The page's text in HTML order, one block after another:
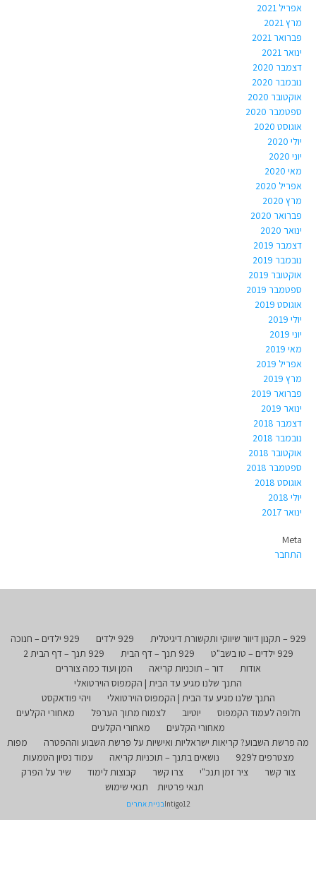
אפריל 2021
מרץ 2021
פברואר 2021
ינואר 2021
דצמבר 2020
נובמבר 2020
אוקטובר 2020
ספטמבר 2020
אוגוסט 2020
יולי 2020
יוני 2020
מאי 2020
אפריל 2020
מרץ 2020
פברואר 2020
ינואר 2020
דצמבר 2019
נובמבר 2019
אוקטובר 2019
ספטמבר 2019
אוגוסט 2019
יולי 2019
יוני 2019
מאי 2019
אפריל 2019
מרץ 2019
פברואר 2019
ינואר 2019
דצמבר 2018
נובמבר 2018
אוקטובר 2018
ספטמבר 2018
אוגוסט 2018
יולי 2018
ינואר 2017
Meta
התחבר
929 – תקנון דיוור שיווקי ותקשורת דיגיטלית 929 ילדים
929 ילדים – חנוכה
929 ילדים – טו בשב"ט
929 תנך – דף הבית
929 תנך – דף הבית 2
אודות
דור – תוכניות קריאה
המן ועוד כמה צוררים
התנך שלנו מגיע עד הבית | הקמפוס הוירטואלי
התנך שלנו מגיע עד הבית | הקמפוס הוירטואלי
ויהי פודאקסט
חלופה לעמוד הקמפוס
יוטיוב לצמוח מתוך הערפל
מאחורי הקלעים
מאחורי הקלעים
מאחורי הקלעים
מה פרשת השבוע? קריאות ישראליות ואישיות על פרשת השבוע וההפטרה
מפות
מצטרפים ל929
נושאים בתנך – תוכניות קריאה
עמוד נסיון הטמעות
צור קשר
ציר זמן תנכ"י צרו קשר קבוצות לימוד
שיר על הפרק
תנאי פרטיות
תנאי שימוש
Intigo12בניית אתרים